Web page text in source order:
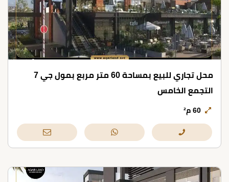
محل تجاري للبيع بمساحة 60 متر مربع بمول جي 7
التجمع الخامس
60 م²